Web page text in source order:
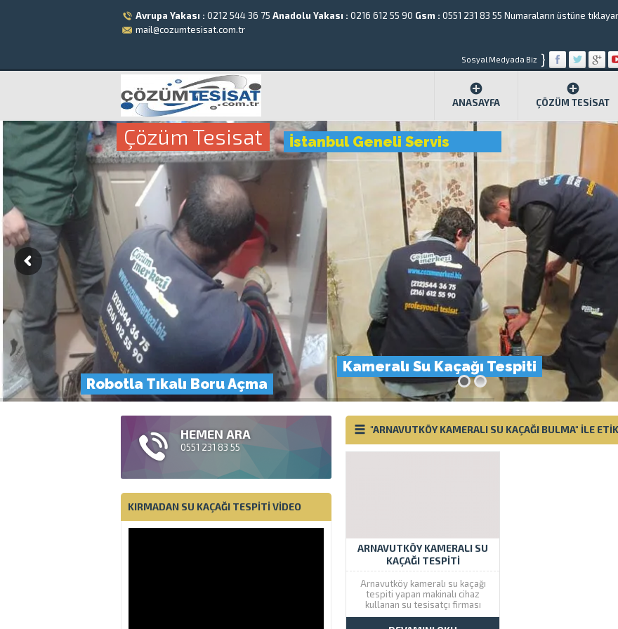
Avrupa Yakası : 0212 544 36 75 Anadolu Yakası : 0216 612 55 90 Gsm : 0551 231 83 55 Numaraların üstüne
mail@cozumtesisat.com.tr
Sosyal Medyada Biz }
ANASAYFA ÇÖZÜM TESISAT
Çözüm Tesisat
Kameralı Su Kaçağı Tespiti
Robotla Tıkalı Boru Açma
İstanbul Geneli Servis
"ARNAVUTKÖY KAMERALI SU KAÇAĞI BULMA" ILE
ARNAVUTKÖY KAMERALI SU
KAÇAĞI TESPITI
Arnavutköy kameralı su kaçağı
tespiti yapan makinalı cihaz
kullanan su tesisatçı firması
olarak aynı gün içinde kırmadan
su kaçağı bulma servisi
HEMEN ARA
0551 231 83 55
KIRMADAN SU KAÇAĞI TESPITI VIDEO